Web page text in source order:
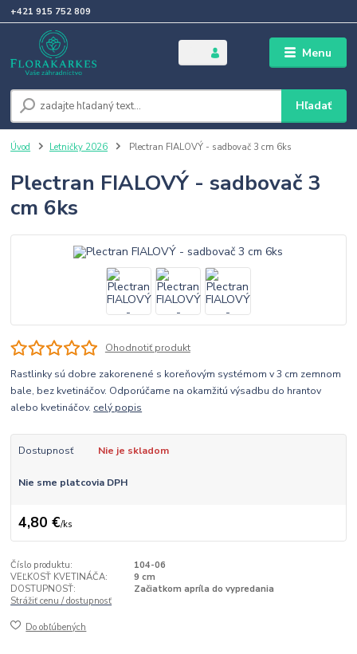
Menu
Hľadať
+421 915 752 809
Úvod Letničky 2026 Plectran FIALOVÝ - sadbovač 3 cm 6ks
Plectran FIALOVÝ - sadbovač 3
cm 6ks
Ohodnotiť produkt
Rastlinky sú dobre zakorenené s koreňovým systémom v 3 cm zemnom
bale, bez kvetináčov. Odporúčame na okamžitú výsadbu do hrantov
alebo kvetináčov. celý popis
Dostupnosť Nie je skladom
Nie sme platcovia DPH
4,80 €/ks
Číslo produktu:
104-06
VEĽKOSŤ KVETINÁČA:
9 cm
DOSTUPNOSŤ:
Začiatkom apríla do vypredania
Strážiť cenu / dostupnosť
Do obľúbených